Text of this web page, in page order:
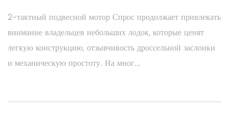
2-тактный подвесной мотор Спрос продолжает привлекать
внимание владельцев небольших лодок, которые ценят
легкую конструкцию, отзывчивость дроссельной заслонки
и механическую простоту. На мног...